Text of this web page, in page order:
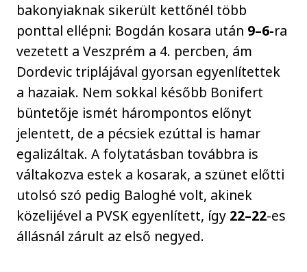
bakonyiaknak sikerült kettőnél több
ponttal ellépni: Bogdán kosara után 9–6-ra
vezetett a Veszprém a 4. percben, ám
Dordevic triplájával gyorsan egyenlítettek
a hazaiak. Nem sokkal később Bonifert
büntetője ismét hárompontos előnyt
jelentett, de a pécsiek ezúttal is hamar
egalizáltak. A folytatásban továbbra is
váltakozva estek a kosarak, a szünet előtti
utolsó szó pedig Baloghé volt, akinek
közelijével a PVSK egyenlített, így 22–22-es
állásnál zárult az első negyed.